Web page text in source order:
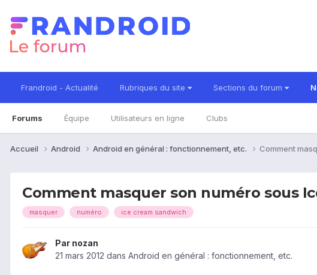
Frandroid - Actualité Rubriques du site Sections du forum
Forums Équipe Utilisateurs en ligne Clubs
Accueil Android Android en général : fonctionnement, etc. Comment
Comment masquer son numéro sous
masquer numéro ice cream sandwich
Par nozan
21 mars 2012 dans Android en général : fonctionnement, etc.